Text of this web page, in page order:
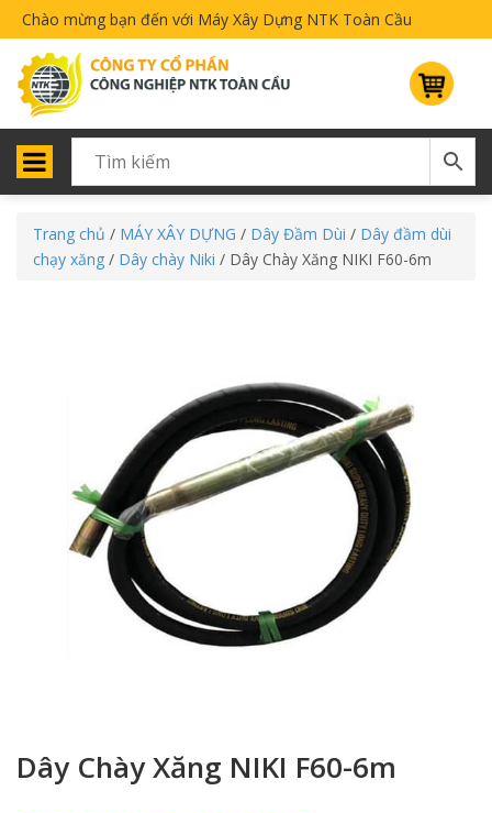
Chào mừng bạn đến với Máy Xây Dựng NTK Toàn Cầu
Trang chủ / MÁY XÂY DỰNG / Dây Đầm Dùi / Dây đầm dùi
chạy xăng / Dây chày Niki / Dây Chày Xăng NIKI F60-6m
Dây Chày Xăng NIKI F60-6m